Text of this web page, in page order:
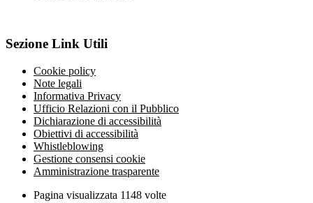
Sezione Link Utili
Cookie policy
Note legali
Informativa Privacy
Ufficio Relazioni con il Pubblico
Dichiarazione di accessibilità
Obiettivi di accessibilità
Whistleblowing
Gestione consensi cookie
Amministrazione trasparente
Pagina visualizzata 1148 volte